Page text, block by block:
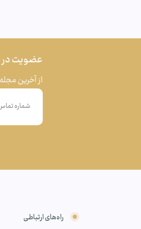
عضویت در
از آخرین
راه‌های ارتباطی